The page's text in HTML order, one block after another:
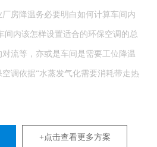
温的一种高效经济的降温方式。干热
于水帘内孔壁均匀布满水膜，这样
水帘上的水会吸收空气中的热量并
温度下降，湿度增加，完成降温过
+点击查看更多方案